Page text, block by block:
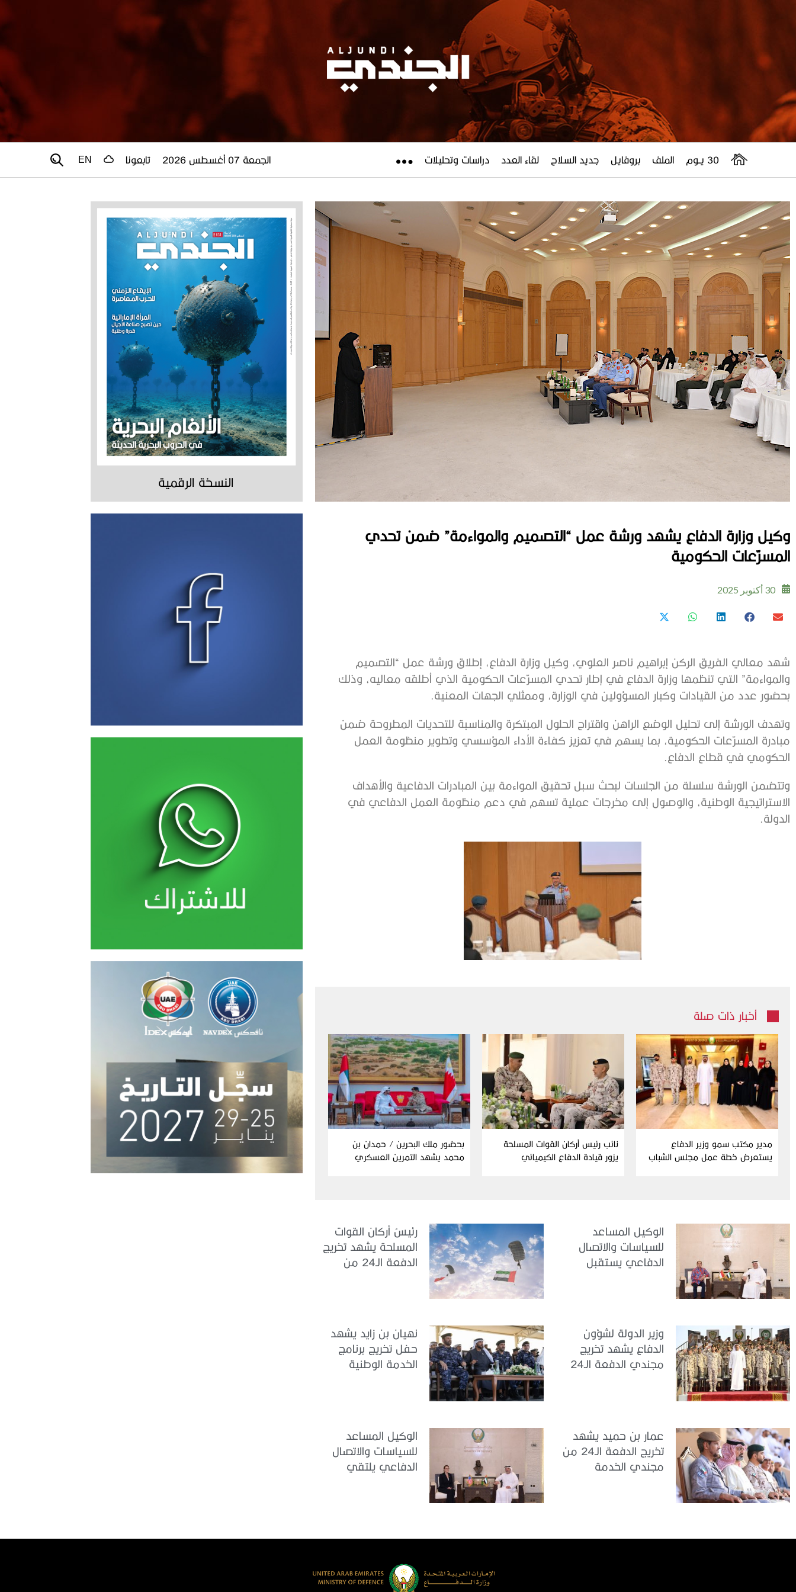
30 يــوم الملف بروفايل جديد السلاح لقاء العدد دراسات وتحليلات الجمعة 07 أغسطس 2026 تابعونا EN
وكيل وزارة الدفاع يشهد ورشة عمل “التصميم والمواءمة” ضمن تحدي
المسرّعات الحكومية
30 أكتوبر 2025
شهد معالي الفريق الركن إبراهيم ناصر العلوي، وكيل وزارة الدفاع، إطلاق ورشة عمل “التصميم
والمواءمة” التي تنظمها وزارة الدفاع في إطار تحدي المسرّعات الحكومية الذي أطلقه معاليه، وذلك
بحضور عدد من القيادات وكبار المسؤولين في الوزارة، وممثلي الجهات المعنية.
وتهدف الورشة إلى تحليل الوضع الراهن واقتراح الحلول المبتكرة والمناسبة للتحديات المطروحة ضمن
مبادرة المسرّعات الحكومية، بما يسهم في تعزيز كفاءة الأداء المؤسسي وتطوير منظومة العمل
الحكومي في قطاع الدفاع.
وتتضمن الورشة سلسلة من الجلسات لبحث سبل تحقيق المواءمة بين المبادرات الدفاعية والأهداف
الاستراتيجية الوطنية، والوصول إلى مخرجات عملية تسهم في دعم منظومة العمل الدفاعي في
الدولة.
أخبار ذات صلة
مدير مكتب سمو وزير الدفاع
يستعرض خطة عمل مجلس الشباب
نائب رئيس أركان القوات المسلحة
يزور قيادة الدفاع الكيميائي
بحضور ملك البحرين / حمدان بن
محمد يشهد التمرين العسكري
الوكيل المساعد
للسياسات والاتصال
الدفاعي يستقبل
رئيسُ أركان القوات
المسلحة يشهد تخريج
الدفعة الـ24 من
وزير الدولة لشؤون
الدفاع يشهد تخريج
مجندي الدفعة الـ24
نهيان بن زايد يشهد
حفل تخريج برنامج
الخدمة الوطنية
عمار بن حميد يشهد
تخريج الدفعة الـ24 من
مجندي الخدمة
الوكيل المساعد
للسياسات والاتصال
الدفاعي يلتقي
النسخة الرقمية